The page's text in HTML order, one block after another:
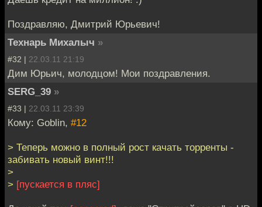
Поздравляю, Дмитрий Юрьевич!
Технарь Михалыч »
#32 | 22.03.11 21:19
Дим Юрьич, молодцом! Мои поздравления.
SERG_39 »
#33 | 22.03.11 23:39
Кому: Goblin, #12
> Теперь можно в полный рост качать торренты -
забивать новый винт!!!
>
> [пускается в пляс]